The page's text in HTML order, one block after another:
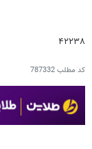
۴۲۲۳۸
کد مطلب787332